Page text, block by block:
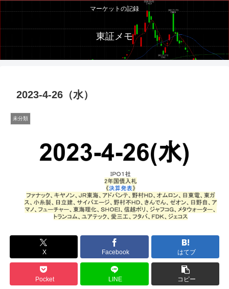
マーケットの記録
東証メモ
2023-4-26（水）
未分類
X Facebook はてブ
Pocket LINE コピー